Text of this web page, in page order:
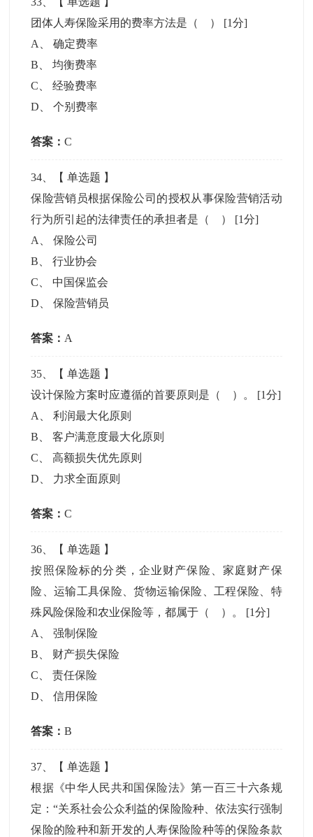
团体人寿保险采用的费率方法是（ ） [1分]
A
、确定费率
B 、均衡费率
C 、经验费率
D 、个别费率
答案：C
34 、【单选题 】
保险营销员根据保险公司的授权从事保险营销活动
行为所引起的法律责任的承担者是（ ） [1分]
A
、保险公司
B 、行业协会
C
中国保监会
D 、保险营销员
答案： A
35 、【单选题 】
设计保险方案时应遵循的首要原则是（ ）。 [1分]
A
、利润最大化原则
B 、客户满意度最大化原则
C 、高额损失优先原则
D
力求全面原则
答案：C
36 、【单选题 】
按照保险标的分类，企业财产保险、家庭财产保
险、运输工具保险、货物运输保险、工程保险、特
殊风险保险和农业保险等，都属于（ ）。 [1分]
A
、强制保险
B
财产损失保险
C 、责任保险
D 、信用保险
答案：B
37 、【单选题 】
根据《中华人民共和国保险法》第一百三十六条规
定：“关系社会公众利益的保险险种、依法实行强制
保险的险种和新开发的人寿保险险种等的保险条款